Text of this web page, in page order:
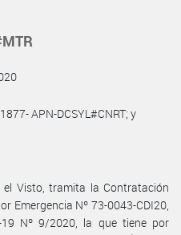
APN-DCSYL#CNRT; y
Visto, tramita la Contratación
Emergencia Nº 73-0043-CDI20,
19 Nº 9/2020, la que tiene por